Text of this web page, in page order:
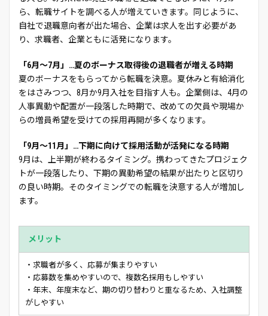
ら、転職サイトを調べる人が増えていきます。同じように、
自社で退職意向者が出た場合、企業は求人を出す必要があ
り、求職者、企業ともに活発になります。
「6月～7月」…夏のボーナス取得後の退職者が増える時期
夏のボーナスをもらってから転職を決意。夏休みと有給消化
をはさみつつ、8月か9月入社を目指す人も。企業側は、4月の
人事異動や配置が一段落した時期で、改めての欠員や現場か
らの増員希望を受けての採用再開が多くなります。
「9月～11月」…下期に向けて採用活動が活発になる時期
9月は、上半期が終わるタイミング。携わってきたプロジェク
トが一段落したり、下期の異動希望の結果が出たりと区切り
の良い時期。そのタイミングでの転職を決意する人が増加し
ます。
メリット
・求職者が多く、応募が集まりやすい
・応募数を集めやすいので、複数名採用もしやすい
・年末、年度末など、期の切り替わりと重なるため、入社調整
がしやすい